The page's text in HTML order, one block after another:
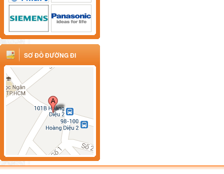
SƠ ĐỒ ĐƯỜNG ĐI